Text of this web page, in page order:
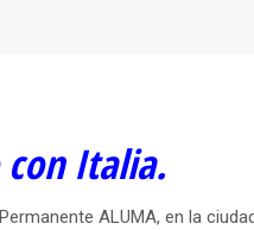
con Italia.
ALUMA, en la